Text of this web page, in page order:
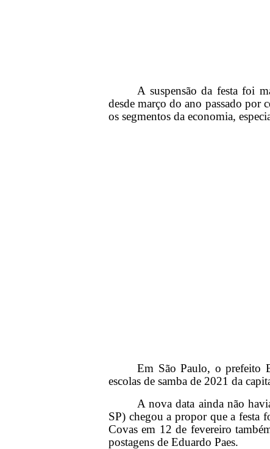
A suspensão da festa foi
desde março do ano passado por
os segmentos da economia,
Em São Paulo, o prefeito
escolas de samba de 2021 da
A nova data ainda não
SP) chegou a propor que a festa
Covas em 12 de fevereiro
postagens de Eduardo Paes.